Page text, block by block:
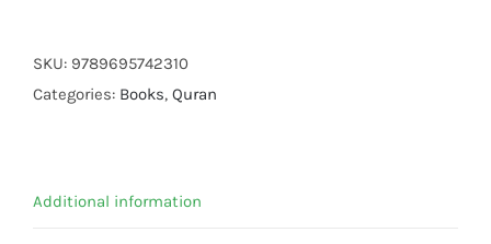
quantity
SKU: 9789695742310
Categories: Books, Quran
Additional information